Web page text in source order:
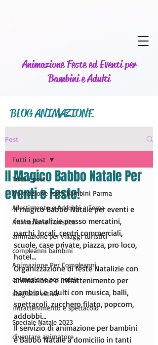
Animazione Feste ed Eventi per
Bambini e Adulti
BLOG ANIMAZIONE
Post
Tutti i post
Animazione feste bambini Parma
Allestimento e Addobbi a Tema
Animazione Turistica
animazione per villaggi turistici
compleanni bambini
Animazione Per Compleanni
animazione per natale
stagione estiva
intrattenimento e spettacolo
Speciale Natale 2023
diventare animatore
Tutti i post
Il Magico Babbo Natale Per
eventi e Feste!
Il magico Babbo Natale per eventi e
feste Natalizie presso mercatini,
parchi, locali, centri commerciali,
scuole, case private, piazza, pro loco,
hotel...
Organizzazione di feste Natalizie con
animazione e intrattenimento per
bambini e adulti con musica, balli,
spettacoli, zucchero filato, popcorn,
addobbi...
Il servizio di animazione per bambini
e Babbo Natale a domicilio in tanti